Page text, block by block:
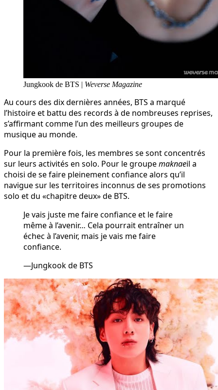
Jungkook de BTS | Weverse Magazine
Au cours des dix dernières années, BTS a marqué
l’histoire et battu des records à de nombreuses reprises,
s’affirmant comme l’un des meilleurs groupes de
musique au monde.
Pour la première fois, les membres se sont concentrés
sur leurs activités en solo. Pour le groupemaknaeil a
choisi de se faire pleinement confiance alors qu’il
navigue sur les territoires inconnus de ses promotions
solo et du «chapitre deux» de BTS.
Je vais juste me faire confiance et le faire
même à l’avenir… Cela pourrait entraîner un
échec à l’avenir, mais je vais me faire
confiance.
—Jungkook de BTS